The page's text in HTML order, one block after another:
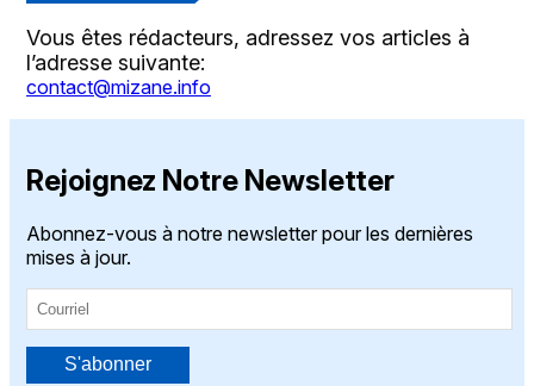
Vous êtes rédacteurs, adressez vos articles à
l’adresse suivante:
contact@mizane.info
Rejoignez Notre Newsletter
Abonnez-vous à notre newsletter pour les dernières
mises à jour.
S'abonner